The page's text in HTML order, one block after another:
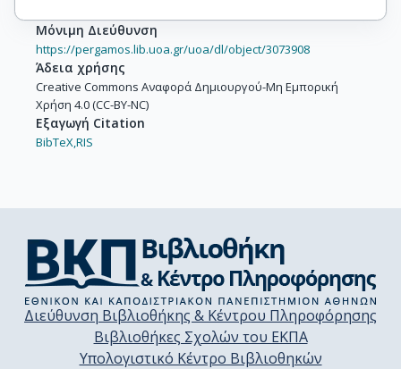
Μόνιμη Διεύθυνση
https://pergamos.lib.uoa.gr/uoa/dl/object/3073908
Άδεια χρήσης
Creative Commons Αναφορά Δημιουργού-Μη Εμπορική
Χρήση 4.0 (CC-BY-NC)
Εξαγωγή Citation
BibTeX,RIS
Διεύθυνση Βιβλιοθήκης & Κέντρου Πληροφόρησης
Βιβλιοθήκες Σχολών του ΕΚΠΑ
Υπολογιστικό Κέντρο Βιβλιοθηκών